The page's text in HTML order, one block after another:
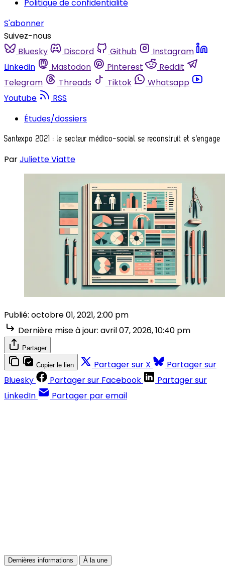
Politique de confidentialité
S'abonner
Suivez-nous
Bluesky
Discord Github
Instagram
Linkedin
Mastodon Pinterest
Reddit
Telegram
Threads Tiktok
Whatsapp
Youtube
RSS
Études/dossiers
Santexpo 2021 : le secteur médico-social se reconstruit et s'engage
ParJuliette Viatte
Publié: octobre 01, 2021, 2:00 pm
Dernière mise à jour: avril 07, 2026, 10:40 pm
Partager
Copier le lien Partager sur X
Partager sur
Bluesky
Partager sur Facebook
Partager sur
LinkedIn
Partager par email
Dernières informations À la une